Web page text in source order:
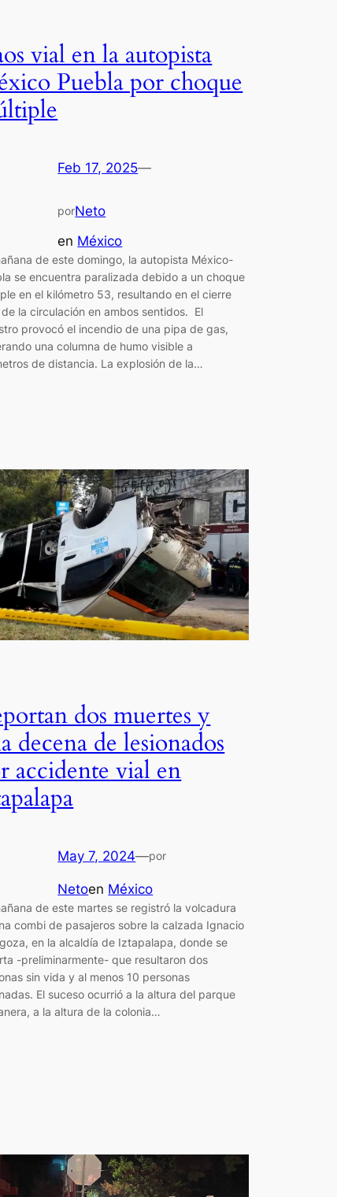
vial en la autopista
Puebla por choque
Feb 17, 2025—
porNeto
en México
de este domingo, la autopista México-
se encuentra paralizada debido a un choque
en el kilómetro 53, resultando en el cierre
la circulación en ambos sentidos. El
provocó el incendio de una pipa de gas,
una columna de humo visible a
de distancia. La explosión de la…
dos muertes y
decena de lesionados
accidente vial en
May 7, 2024—por
Netoen México
de este martes se registró la volcadura
combi de pasajeros sobre la calzada Ignacio
en la alcaldía de Iztapalapa, donde se
-preliminarmente- que resultaron dos
sin vida y al menos 10 personas
El suceso ocurrió a la altura del parque
a la altura de la colonia…